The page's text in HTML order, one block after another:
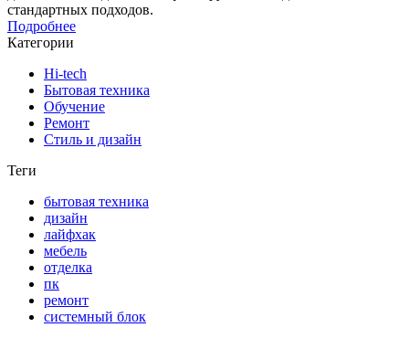
стандартных подходов.
Подробнее
Категории
Hi-tech
Бытовая техника
Обучение
Ремонт
Стиль и дизайн
Теги
бытовая техника
дизайн
лайфхак
мебель
отделка
пк
ремонт
системный блок